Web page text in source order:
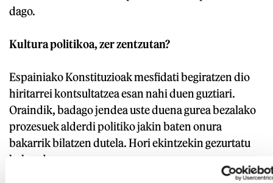
dago.
Kultura politikoa, zer zentzutan?
Espainiako Konstituzioak mesfidati begiratzen dio
hiritarrei kontsultatzea esan nahi duen guztiari.
Oraindik, badago jendea uste duena gurea bezalako
prozesuek alderdi politiko jakin baten onura
bakarrik bilatzen dutela. Hori ekintzekin gezurtatu
behar da.